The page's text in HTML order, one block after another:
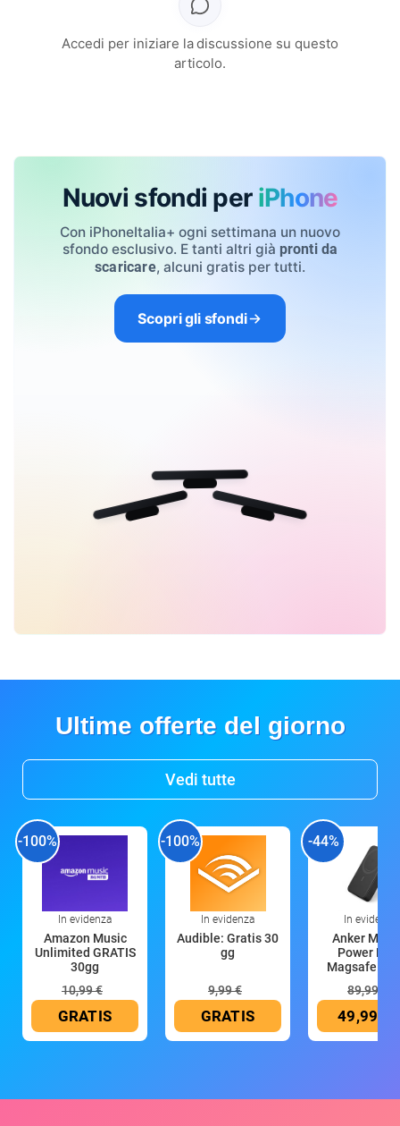
Accedi per iniziare la discussione su questo
articolo.
Nuovi sfondi per iPhone
Con iPhoneItalia+ ogni settimana un nuovo
sfondo esclusivo. E tanti altri già pronti da
scaricare, alcuni gratis per tutti.
Scopri gli sfondi
Ultime offerte del giorno
Vedi tutte
-100%
In evidenza
Amazon Music
Unlimited GRATIS
30gg
10,99 €
GRATIS
-100%
In evidenza
Audible: Gratis 30
gg
9,99 €
GRATIS
-44%
In evidenza
Anker
Power
Magsafe
89,99 €
49,99 €